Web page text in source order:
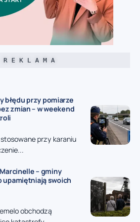
R E K L A M A
błędu przy pomiarze
zmian – w weekend
przy karaniu
– gminy
upamiętniają swoich
obchodzą